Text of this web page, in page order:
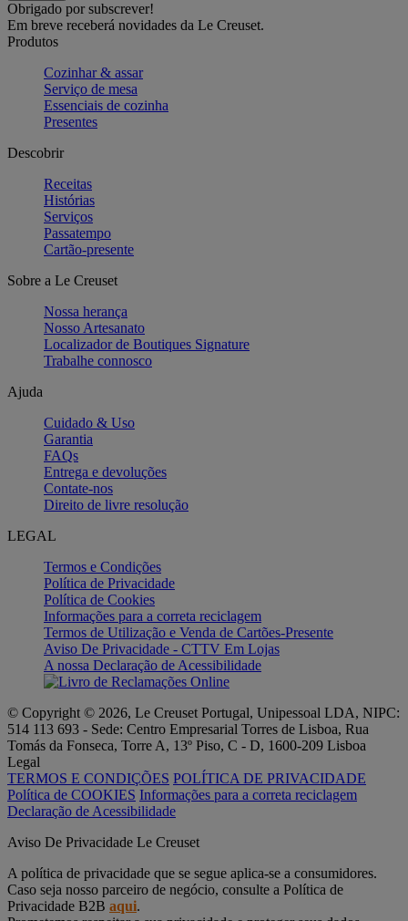
Obrigado por subscrever!
Em breve receberá novidades da Le Creuset.
Produtos
Cozinhar & assar
Serviço de mesa
Essenciais de cozinha
Presentes
Descobrir
Receitas
Histórias
Serviços
Passatempo
Cartão-presente
Sobre a Le Creuset
Nossa herança
Nosso Artesanato
Localizador de Boutiques Signature
Trabalhe connosco
Ajuda
Cuidado & Uso
Garantia
FAQs
Entrega e devoluções
Contate-nos
Direito de livre resolução
LEGAL
Termos e Condições
Política de Privacidade
Política de Cookies
Informações para a correta reciclagem
Termos de Utilização e Venda de Cartões-Presente
Aviso De Privacidade - CTTV Em Lojas
A nossa Declaração de Acessibilidade
© Copyright © 2026, Le Creuset Portugal, Unipessoal LDA, NIPC:
514 113 693 - Sede: Centro Empresarial Torres de Lisboa, Rua
Tomás da Fonseca, Torre A, 13º Piso, C - D, 1600-209 Lisboa
Legal
TERMOS E CONDIÇÕES POLÍTICA DE PRIVACIDADE
Política de COOKIES Informações para a correta reciclagem
Declaração de Acessibilidade
Aviso De Privacidade Le Creuset
A política de privacidade que se segue aplica-se a consumidores.
Caso seja nosso parceiro de negócio, consulte a Política de
Privacidade B2B aqui.